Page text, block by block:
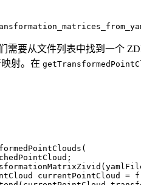
需要从文件列表中找到一个
射。在
(
;
(
currentPointCloud =